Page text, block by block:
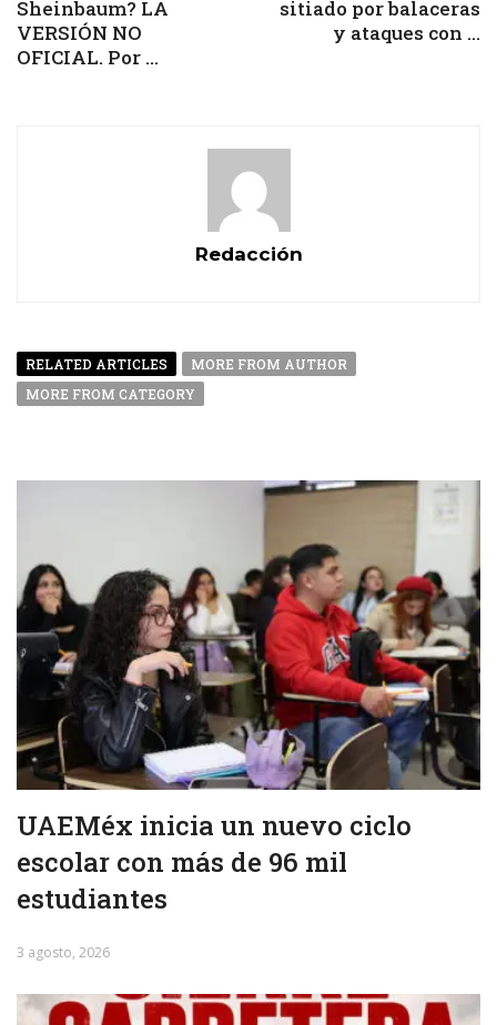
Sheinbaum? LA
VERSIÓN NO
OFICIAL. Por ...
sitiado por balaceras
y ataques con ...
Redacción
RELATED ARTICLES
MORE FROM AUTHOR
MORE FROM CATEGORY
UAEMéx inicia un nuevo ciclo
escolar con más de 96 mil
estudiantes
3 agosto, 2026